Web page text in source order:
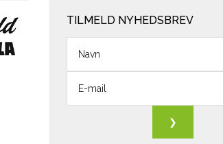
TILMELD NYHEDSBREV